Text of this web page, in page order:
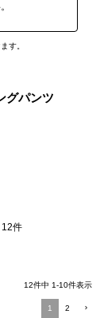
す。
グパンツ
12
12件中 1-10件表示
1 2